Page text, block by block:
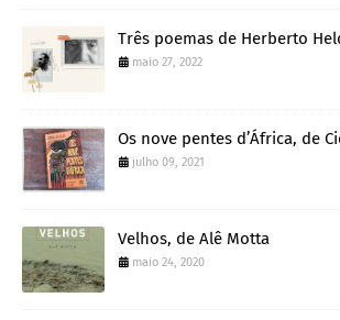
Três poemas de Herberto
maio 27, 2022
Os nove pentes d’África, de
julho 09, 2021
Velhos, de Alê Motta
maio 24, 2020